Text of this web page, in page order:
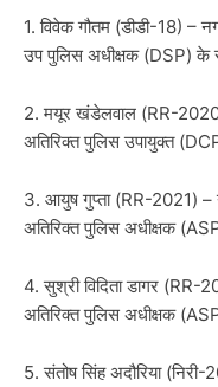
1. विवेक गौतम (डीडी-18) –
उप पुलिस अधीक्षक (DSP) के
2. मयूर खंडेलवाल (RR-
अतिरिक्त पुलिस उपायुक्त
3. आयुष गुप्ता (RR-2021) –
अतिरिक्त पुलिस अधीक्षक
4. सुश्री विदिता डागर (RR-
अतिरिक्त पुलिस अधीक्षक
5. संतोष सिंह अदौरिया